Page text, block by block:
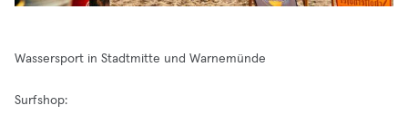
Wassersport in Stadtmitte und Warnemünde
Surfshop: